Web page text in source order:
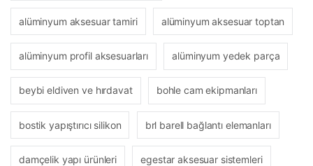
alüminyum aksesuar tamiri alüminyum aksesuar toptan
alüminyum profil aksesuarları alüminyum yedek parça
beybi eldiven ve hırdavat bohle cam ekipmanları
bostik yapıştırıcı silikon brl barell bağlantı elemanları
damçelik yapı ürünleri egestar aksesuar sistemleri